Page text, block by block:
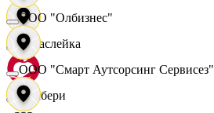
Саваслейка
Самбери
ООО "Олбизнес"
ООО "Смарт Аутсорсинг Сервисез"